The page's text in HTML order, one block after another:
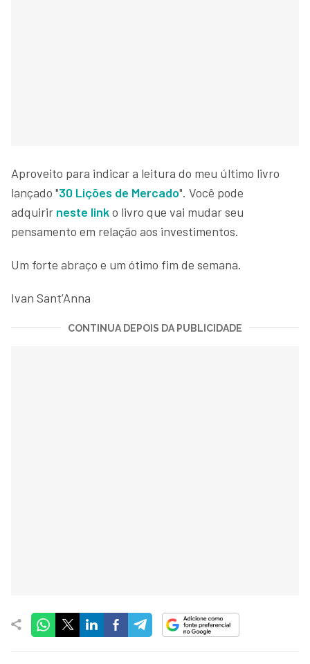
Aproveito para indicar a leitura do meu último livro
lançado "30 Lições de Mercado". Você pode
adquirir neste linko livro que vai mudar seu
pensamento em relação aos investimentos.
Um forte abraço e um ótimo fim de semana.
Ivan Sant’Anna
CONTINUA DEPOIS DA PUBLICIDADE